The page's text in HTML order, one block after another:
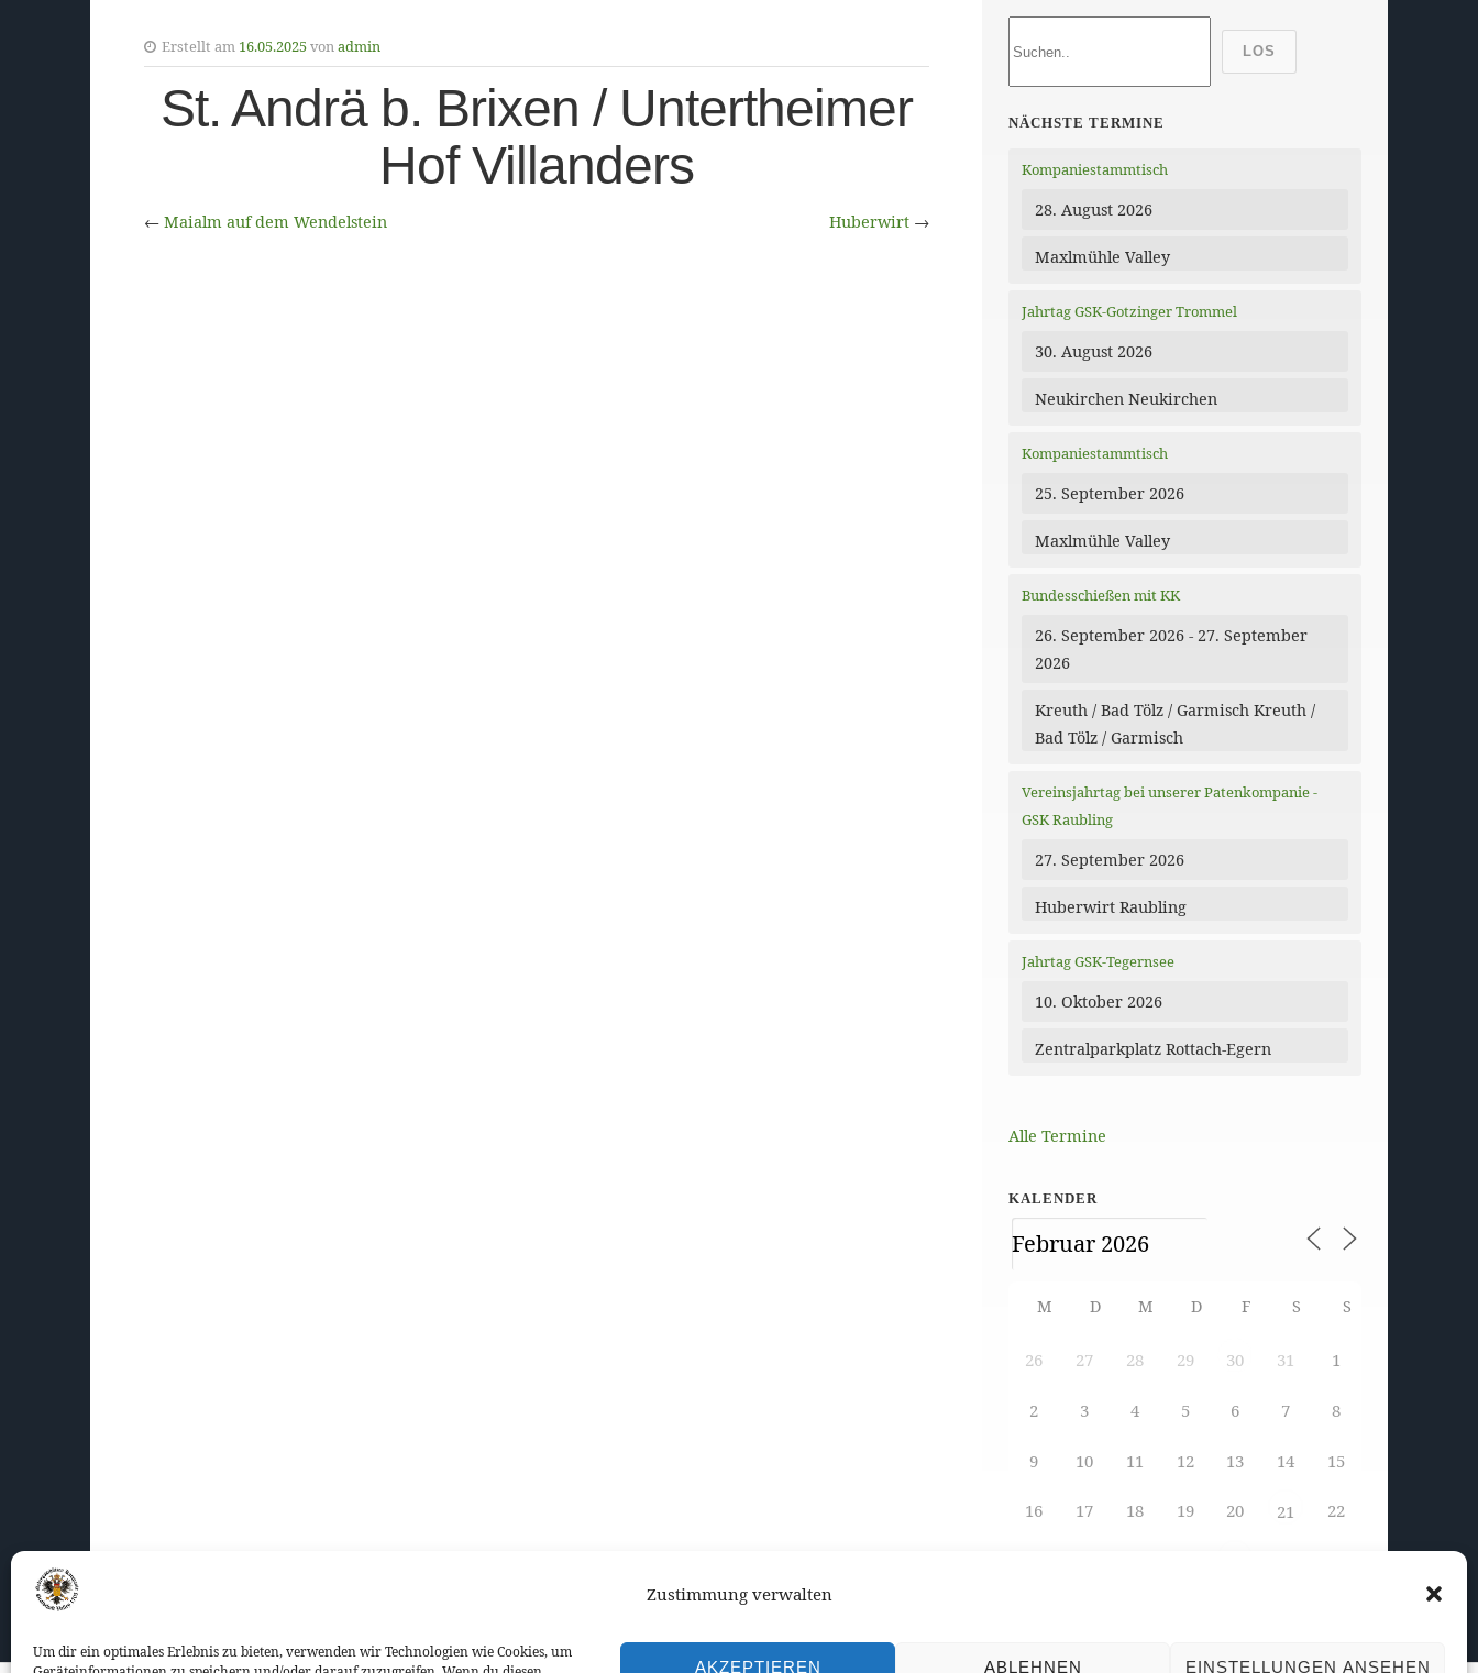
Zustimmung verwalten
Um dir ein optimales Erlebnis zu bieten, verwenden wir Technologien wie Cookies, um
AKZEPTIEREN ABLEHNEN EINSTELLUNGEN ANSEHEN
Erstellt am 16.05.2025vonadmin
St. Andrä b. Brixen / Untertheimer
Hof Villanders
← Maialm auf dem Wendelstein Huberwirt→
LOS
NÄCHSTE TERMINE
Kompaniestammtisch
28. August 2026
Maxlmühle Valley
Jahrtag GSK-Gotzinger Trommel
30. August 2026
Neukirchen Neukirchen
Kompaniestammtisch
25. September 2026
Maxlmühle Valley
Bundesschießen mit KK
26. September 2026 - 27. September
2026
Kreuth / Bad Tölz / Garmisch Kreuth /
Bad Tölz / Garmisch
Vereinsjahrtag bei unserer Patenkompanie -
GSK Raubling
27. September 2026
Huberwirt Raubling
Jahrtag GSK-Tegernsee
10. Oktober 2026
Zentralparkplatz Rottach-Egern
Alle Termine
KALENDER
M D M D F S S
26 27 28 29 30 31 1
2 3 4 5 6 7 8
9 10 11 12 13 14 15
16 17 18 19 20 21 22